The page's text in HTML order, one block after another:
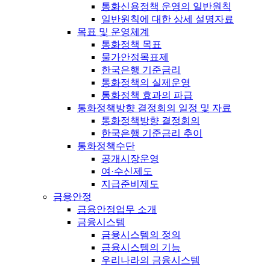
통화신용정책 운영의 일반원칙
일반원칙에 대한 상세 설명자료
목표 및 운영체계
통화정책 목표
물가안정목표제
한국은행 기준금리
통화정책의 실제운영
통화정책 효과의 파급
통화정책방향 결정회의 일정 및 자료
통화정책방향 결정회의
한국은행 기준금리 추이
통화정책수단
공개시장운영
여·수신제도
지급준비제도
금융안정
금융안정업무 소개
금융시스템
금융시스템의 정의
금융시스템의 기능
우리나라의 금융시스템